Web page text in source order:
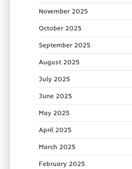
November 2025
October 2025
September 2025
August 2025
July 2025
June 2025
May 2025
April 2025
March 2025
February 2025